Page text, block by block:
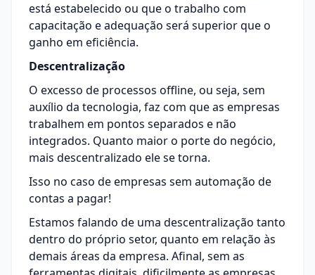
está estabelecido ou que o trabalho com
capacitação e adequação será superior que o
ganho em eficiência.
Descentralização
O excesso de processos offline, ou seja, sem
auxílio da tecnologia, faz com que as empresas
trabalhem em pontos separados e não
integrados. Quanto maior o porte do negócio,
mais descentralizado ele se torna.
Isso no caso de empresas sem automação de
contas a pagar!
Estamos falando de uma descentralização tanto
dentro do próprio setor, quanto em relação às
demais áreas da empresa. Afinal, sem as